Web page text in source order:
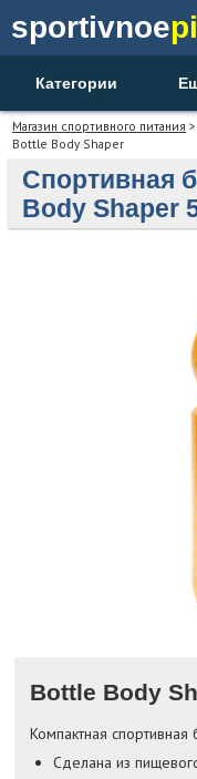
sportivnoe
Категории
Магазин спортивного питания
Bottle Body Shaper
Спортивная
Body Shaper
Bottle Body
Компактная
Сделана из